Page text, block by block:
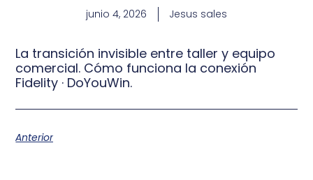
junio 4, 2026 Jesus sales
La transición invisible entre taller y equipo
comercial. Cómo funciona la conexión
Fidelity · DoYouWin.
Anterior